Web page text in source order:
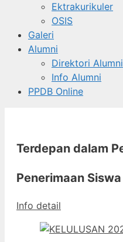
Ektrakurikuler
OSIS
Galeri
Alumni
Direktori Alumni
Info Alumni
PPDB Online
Terdepan dalam
Penerimaan
Info detail